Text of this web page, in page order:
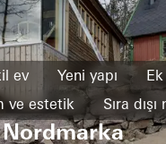
ev Yeni yapı
ve estetik
Sıra
Cepheler